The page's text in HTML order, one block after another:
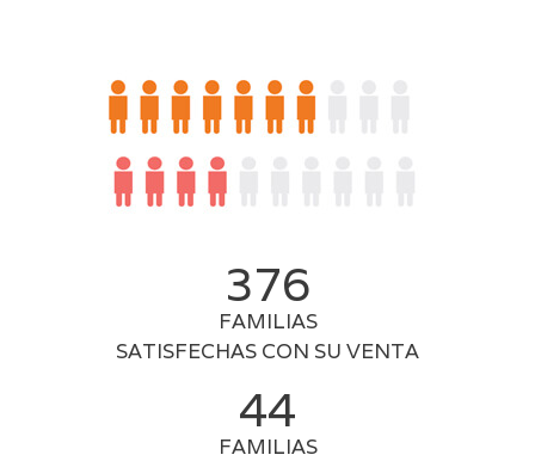
376
FAMILIAS
SATISFECHAS CON SU VENTA
44
FAMILIAS